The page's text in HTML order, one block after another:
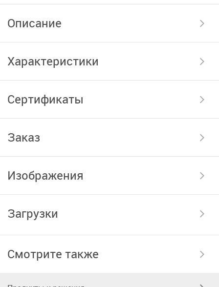
Описание
Характеристики
Сертификаты
Заказ
Изображения
Загрузки
Смотрите также